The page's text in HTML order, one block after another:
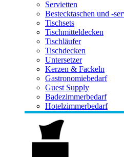
Servietten
Bestecktaschen und -
Tischsets
Tischmitteldecken
Tischläufer
Tischdecken
Untersetzer
Kerzen & Fackeln
Gastronomiebedarf
Guest Supply
Badezimmerbedarf
Hotelzimmerbedarf